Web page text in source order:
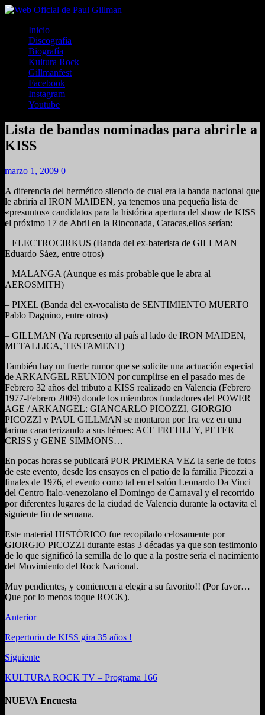
Inicio
Discografía
Biografía
Kultura Rock
Gillmanfest
Facebook
Instagram
Youtube
Lista de bandas nominadas para abrirle a
KISS
marzo 1, 2009 0
A diferencia del hermético silencio de cual era la banda nacional que
le abriría al IRON MAIDEN, ya tenemos una pequeña lista de
«presuntos» candidatos para la histórica apertura del show de KISS
el próximo 17 de Abril en la Rinconada, Caracas,ellos serían:
– ELECTROCIRKUS (Banda del ex-baterista de GILLMAN
Eduardo Sáez, entre otros)
– MALANGA (Aunque es más probable que le abra al
AEROSMITH)
– PIXEL (Banda del ex-vocalista de SENTIMIENTO MUERTO
Pablo Dagnino, entre otros)
– GILLMAN (Ya represento al país al lado de IRON MAIDEN,
METALLICA, TESTAMENT)
También hay un fuerte rumor que se solicite una actuación especial
de ARKANGEL REUNION por cumplirse en el pasado mes de
Febrero 32 años del tributo a KISS realizado en Valencia (Febrero
1977-Febrero 2009) donde los miembros fundadores del POWER
AGE / ARKANGEL: GIANCARLO PICOZZI, GIORGIO
PICOZZI y PAUL GILLMAN se montaron por 1ra vez en una
tarima caracterizando a sus héroes: ACE FREHLEY, PETER
CRISS y GENE SIMMONS…
En pocas horas se publicará POR PRIMERA VEZ la serie de fotos
de este evento, desde los ensayos en el patio de la familia Picozzi a
finales de 1976, el evento como tal en el salón Leonardo Da Vinci
del Centro Italo-venezolano el Domingo de Carnaval y el recorrido
por diferentes lugares de la ciudad de Valencia durante la octavita el
siguiente fin de semana.
Este material HISTÓRICO fue recopilado celosamente por
GIORGIO PICOZZI durante estas 3 décadas ya que son testimonio
de lo que significó la semilla de lo que a la postre sería el nacimiento
del Movimiento del Rock Nacional.
Muy pendientes, y comiencen a elegir a su favorito!! (Por favor…
Que por lo menos toque ROCK).
Anterior
Repertorio de KISS gira 35 años !
Siguiente
KULTURA ROCK TV – Programa 166
NUEVA Encuesta